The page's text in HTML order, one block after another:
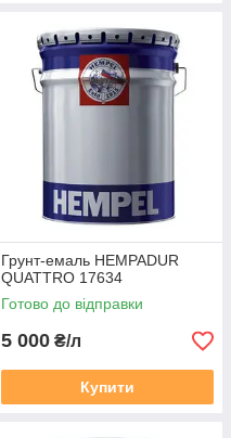
Грунт-емаль HEMPADUR
QUATTRO 17634
Готово до відправки
5 000 ₴/л
Купити